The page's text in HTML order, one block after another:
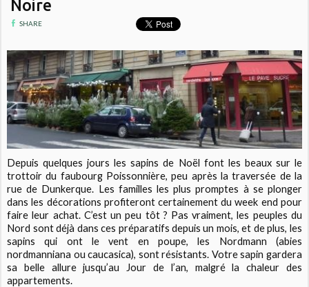
Noire
SHARE
Depuis quelques jours les sapins de Noël font les beaux sur le
trottoir du faubourg Poissonnière, peu après la traversée de la
rue de Dunkerque. Les familles les plus promptes à se plonger
dans les décorations profiteront certainement du week end pour
faire leur achat. C’est un peu tôt ? Pas vraiment, les peuples du
Nord sont déjà dans ces préparatifs depuis un mois, et de plus, les
sapins qui ont le vent en poupe, les Nordmann (abies
nordmanniana ou caucasica), sont résistants. Votre sapin gardera
sa belle allure jusqu’au Jour de l’an, malgré la chaleur des
appartements.